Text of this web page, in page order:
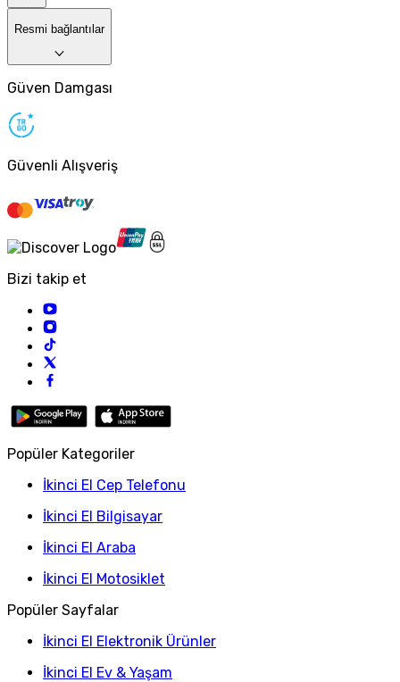
Resmi bağlantılar
Güven Damgası
Güvenli Alışveriş
Bizi takip et
Popüler Kategoriler
İkinci El Cep Telefonu
İkinci El Bilgisayar
İkinci El Araba
İkinci El Motosiklet
Popüler Sayfalar
İkinci El Elektronik Ürünler
İkinci El Ev & Yaşam